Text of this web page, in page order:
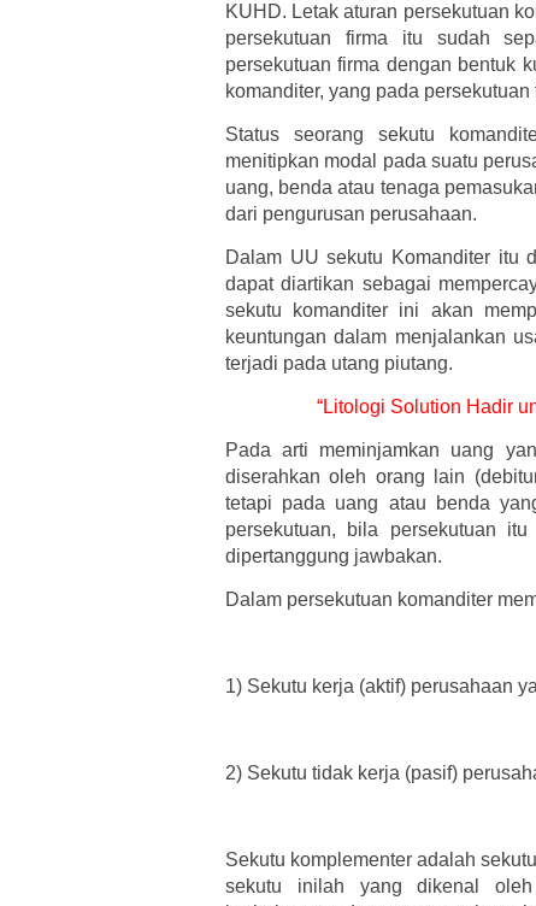
KUHD. Letak aturan persekutuan
persekutuan firma itu sudah
persekutuan firma dengan bentuk
komanditer, yang pada persekutuan
Status seorang sekutu
menitipkan modal pada suatu
uang, benda atau tenaga
dari pengurusan perusahaan.
Dalam UU sekutu Komanditer itu
dapat diartikan sebagai
sekutu komanditer ini akan
keuntungan dalam menjalankan
terjadi pada utang piutang.
“Litologi Solution Hadir
Pada arti meminjamkan uang
diserahkan oleh orang lain
tetapi pada uang atau benda
persekutuan, bila persekutuan
dipertanggung jawbakan.
Dalam persekutuan komanditer
1) Sekutu kerja (aktif) perusahaan
2) Sekutu tidak kerja (pasif)
Sekutu komplementer adalah
sekutu inilah yang dikenal